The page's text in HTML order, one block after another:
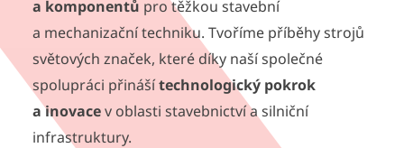
a komponentů pro těžkou stavební
a mechanizační techniku. Tvoříme příběhy strojů
světových značek, které díky naší společné
spolupráci přinášítechnologický pokrok
a inovacev oblasti stavebnictví a silniční
infrastruktury.